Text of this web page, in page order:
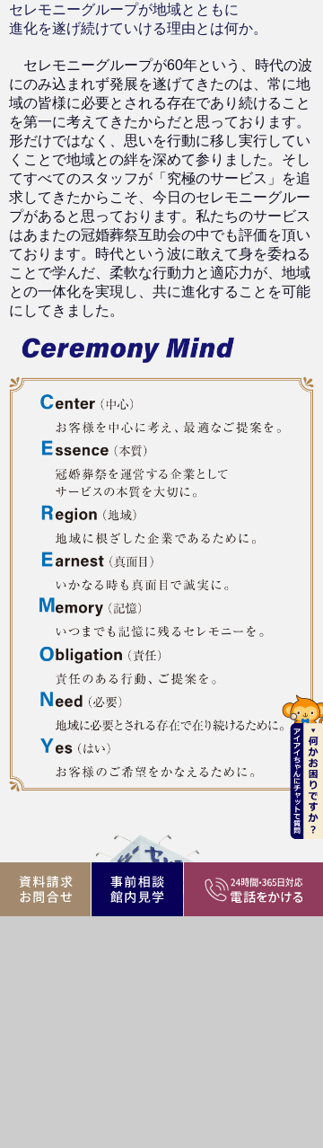
セレモニーグループが地域とともに
進化を遂げ続けていける理由とは何か。
セレモニーグループが60年という、時代の波
にのみ込まれず発展を遂げてきたのは、常に地
域の皆様に必要とされる存在であり続けること
を第一に考えてきたからだと思っております。
形だけではなく、思いを行動に移し実行してい
くことで地域との絆を深めて参りました。そし
てすべてのスタッフが「究極のサービス」を追
求してきたからこそ、今日のセレモニーグルー
プがあると思っております。私たちのサービス
はあまたの冠婚葬祭互助会の中でも評価を頂い
ております。時代という波に敢えて身を委ねる
ことで学んだ、柔軟な行動力と適応力が、地域
との一体化を実現し、共に進化することを可能
にしてきました。